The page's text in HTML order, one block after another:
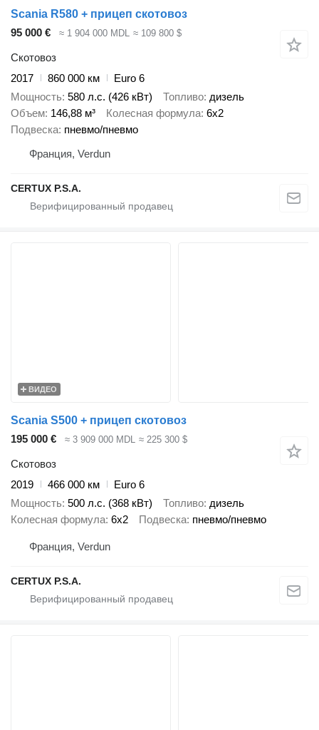
Scania R580 + прицеп скотовоз
95 000 €
≈ 1 904 000 MDL ≈ 109 800 $
Скотовоз
2017
860 000 км
Euro 6
Мощность 580 л.с. (426 кВт) Топливо дизель
Объем 146,88 м³ Колесная формула 6x2
Подвеска пневмо/пневмо
Франция, Verdun
CERTUX P.S.A.
ВИДЕО
Scania S500 + прицеп скотовоз
195 000 €
≈ 3 909 000 MDL ≈ 225 300 $
Скотовоз
2019
466 000 км
Euro 6
Мощность 500 л.с. (368 кВт) Топливо дизель
Колесная формула 6x2 Подвеска пневмо/пневмо
Франция, Verdun
CERTUX P.S.A.